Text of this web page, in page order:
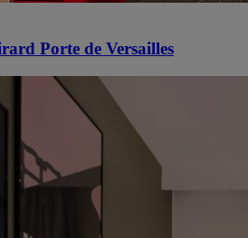
Porte de Versailles